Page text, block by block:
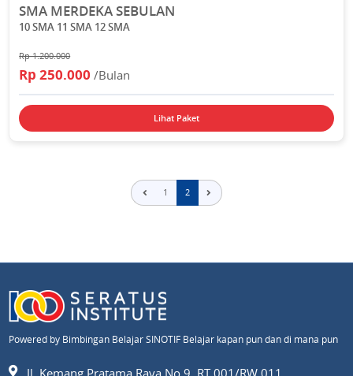
SMA MERDEKA SEBULAN
10 SMA 11 SMA 12 SMA
Rp 1.200.000
Rp 250.000/Bulan
Lihat Paket
1 2
Powered by Bimbingan Belajar SINOTIF Belajar kapan pun dan di mana pun